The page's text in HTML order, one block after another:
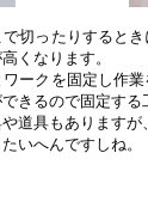
切ったりすると
くなります。
ークを固定し作
きるので固定す
道具もありますが
いへんですしね。